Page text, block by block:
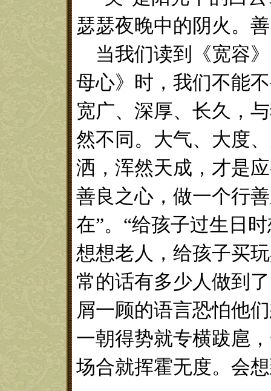
瑟瑟夜晚中的阴火。
当我们读到《宽容
母心》时，我们不能
宽广、深厚、长久，
然不同。大气、大度
洒，浑然天成，才是
善良之心，做一个行
在”。“给孩子过生日
想想老人，给孩子买
常的话有多少人做到
屑一顾的语言恐怕他
一朝得势就专横跋扈
场合就挥霍无度。会